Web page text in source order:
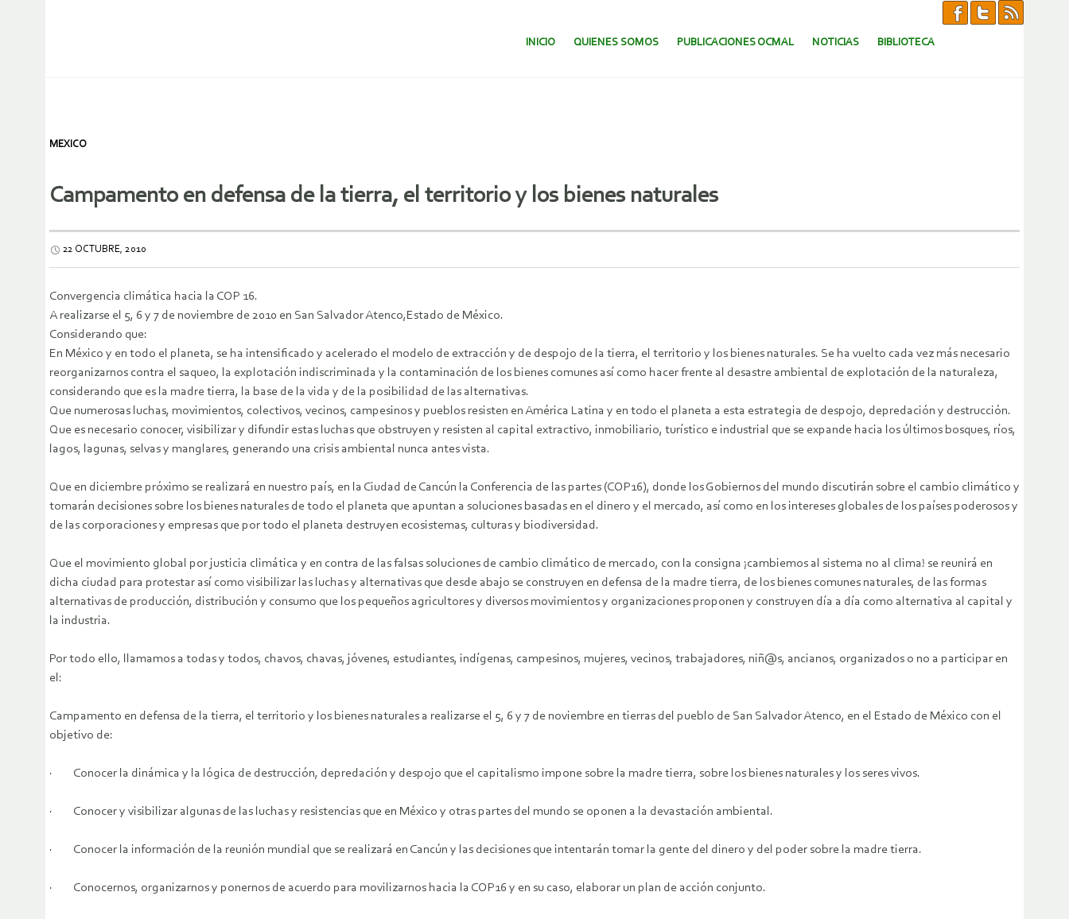
SALTAR AL CONTENIDO.
INICIO QUIENES SOMOS PUBLICACIONES OCMAL NOTICIAS BIBLIOTECA
MEXICO
Campamento en defensa de la tierra, el territorio y los bienes naturales
22 OCTUBRE, 2010
Convergencia climática hacia la COP 16.
A realizarse el 5, 6 y 7 de noviembre de 2010 en San Salvador Atenco,Estado de México.
Considerando que:
En México y en todo el planeta, se ha intensificado y acelerado el modelo de extracción y de despojo de la tierra, el territorio y los bienes naturales. Se ha vuelto cada vez más necesario
reorganizarnos contra el saqueo, la explotación indiscriminada y la contaminación de los bienes comunes así como hacer frente al desastre ambiental de explotación de la naturaleza,
considerando que es la madre tierra, la base de la vida y de la posibilidad de las alternativas.
Que numerosas luchas, movimientos, colectivos, vecinos, campesinos y pueblos resisten en América Latina y en todo el planeta a esta estrategia de despojo, depredación y destrucción.
Que es necesario conocer, visibilizar y difundir estas luchas que obstruyen y resisten al capital extractivo, inmobiliario, turístico e industrial que se expande hacia los últimos bosques, ríos,
lagos, lagunas, selvas y manglares, generando una crisis ambiental nunca antes vista.
Que en diciembre próximo se realizará en nuestro país, en la Ciudad de Cancún la Conferencia de las partes (COP16), donde los Gobiernos del mundo discutirán sobre el cambio climático y
tomarán decisiones sobre los bienes naturales de todo el planeta que apuntan a soluciones basadas en el dinero y el mercado, así como en los intereses globales de los países poderosos y
de las corporaciones y empresas que por todo el planeta destruyen ecosistemas, culturas y biodiversidad.
Que el movimiento global por justicia climática y en contra de las falsas soluciones de cambio climático de mercado, con la consigna ¡cambiemos al sistema no al clima! se reunirá en
dicha ciudad para protestar así como visibilizar las luchas y alternativas que desde abajo se construyen en defensa de la madre tierra, de los bienes comunes naturales, de las formas
alternativas de producción, distribución y consumo que los pequeños agricultores y diversos movimientos y organizaciones proponen y construyen día a día como alternativa al capital y
la industria.
Por todo ello, llamamos a todas y todos, chavos, chavas, jóvenes, estudiantes, indígenas, campesinos, mujeres, vecinos, trabajadores, niñ@s, ancianos, organizados o no a participar en
el:
Campamento en defensa de la tierra, el territorio y los bienes naturales a realizarse el 5, 6 y 7 de noviembre en tierras del pueblo de San Salvador Atenco, en el Estado de México con el
objetivo de:
· Conocer la dinámica y la lógica de destrucción, depredación y despojo que el capitalismo impone sobre la madre tierra, sobre los bienes naturales y los seres vivos.
· Conocer y visibilizar algunas de las luchas y resistencias que en México y otras partes del mundo se oponen a la devastación ambiental.
· Conocer la información de la reunión mundial que se realizará en Cancún y las decisiones que intentarán tomar la gente del dinero y del poder sobre la madre tierra.
· Conocernos, organizarnos y ponernos de acuerdo para movilizarnos hacia la COP16 y en su caso, elaborar un plan de acción conjunto.